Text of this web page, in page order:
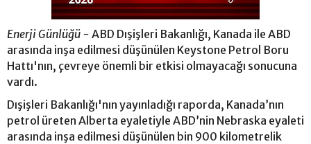
Enerji Günlüğü - ABD Dışişleri Bakanlığı, Kanada ile ABD
arasında inşa edilmesi düşünülen Keystone Petrol Boru
Hattı'nın, çevreye önemli bir etkisi olmayacağı sonucuna
vardı.
Dışişleri Bakanlığı'nın yayınladığı raporda, Kanada’nın
petrol üreten Alberta eyaletiyle ABD’nin Nebraska eyaleti
arasında inşa edilmesi düşünülen bin 900 kilometrelik